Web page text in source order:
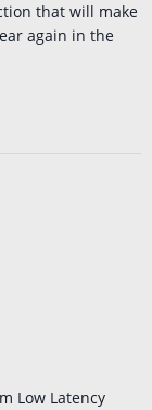
that will make
again in the
Low Latency